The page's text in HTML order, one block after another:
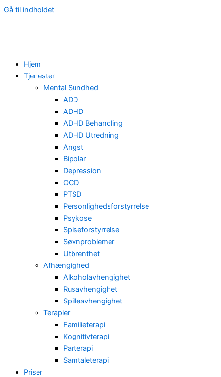
Gå til indholdet
Hjem
Tjenester
Mental Sundhed
ADD
ADHD
ADHD Behandling
ADHD Utredning
Angst
Bipolar
Depression
OCD
PTSD
Personlighedsforstyrrelse
Psykose
Spiseforstyrrelse
Søvnproblemer
Utbrenthet
Afhængighed
Alkoholavhengighet
Rusavhengighet
Spilleavhengighet
Terapier
Familieterapi
Kognitivterapi
Parterapi
Samtaleterapi
Priser